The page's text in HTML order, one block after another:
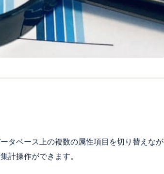
タベース上の複数の属性項目を切り替えなが
計操作ができます。